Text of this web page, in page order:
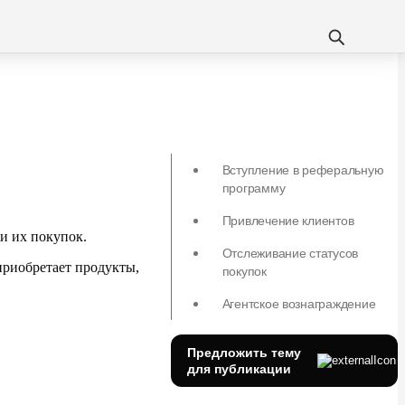
их покупок.
продукты,
Вступление в реферальную
программу
Привлечение клиентов
Отслеживание статусов
покупок
Агентское вознаграждение
Предложить тему
для публикации